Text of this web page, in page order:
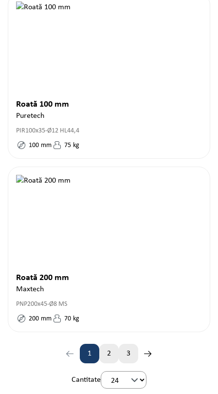
Roată 100 mm
Puretech
PIR100x35-Ø12 HL44,4
100 mm 75 kg
Roată 200 mm
Maxtech
PNP200x45-Ø8 MS
200 mm 70 kg
Pagina
1 2
Pagina
3
Cantitate